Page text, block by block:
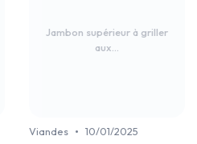
Jambon supérieur à griller
aux...
Viandes • 10/01/2025